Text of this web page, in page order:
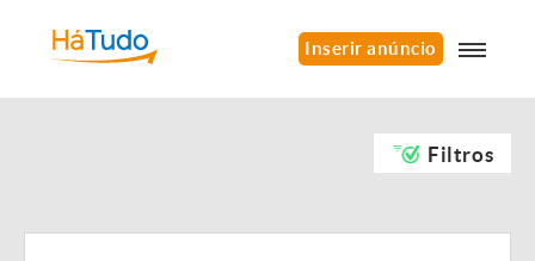
Inserir anúncio
Filtros